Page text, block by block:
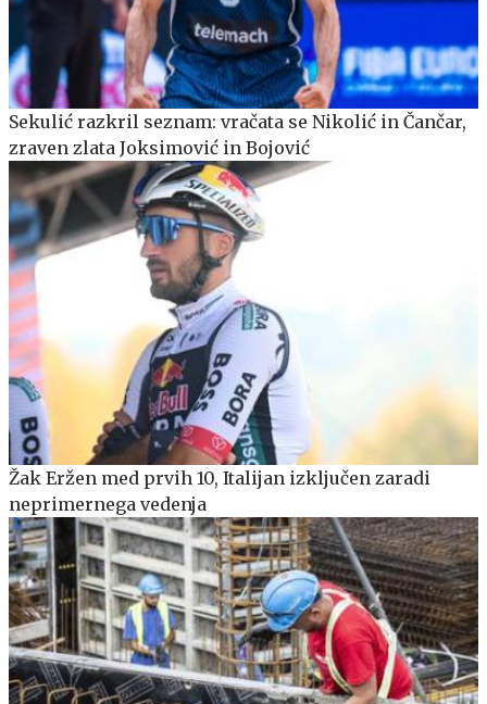
Sekulić razkril seznam: vračata se Nikolić in Čančar,
zraven zlata Joksimović in Bojović
Žak Eržen med prvih 10, Italijan izključen zaradi
neprimernega vedenja